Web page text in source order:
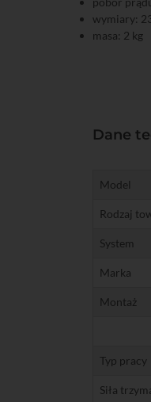
wymiary:
masa: 2 kg
Dane
Model
Rodzaj
System
Marka
Montaż
Typ pracy
Siła